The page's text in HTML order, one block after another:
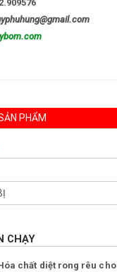
PHẨM
CHẠY
chất diệt rong rêu